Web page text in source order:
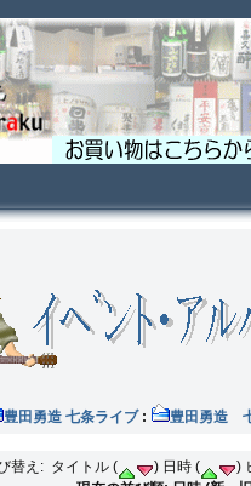
豊田勇造 七条ライブ: 豊田勇造
替え: タイトル ( ) 日時 ( )